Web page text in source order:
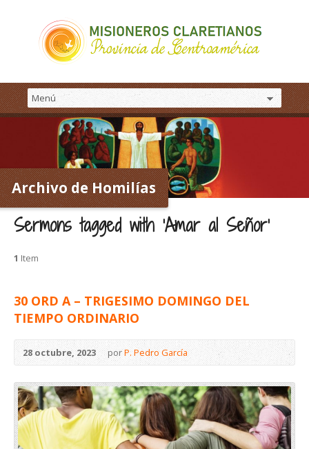
Archivo de Homilías
Sermons tagged with ‘Amar al Señor’
1 Item
30 ORD A – TRIGESIMO DOMINGO DEL
TIEMPO ORDINARIO
28 octubre, 2023 porP. Pedro García